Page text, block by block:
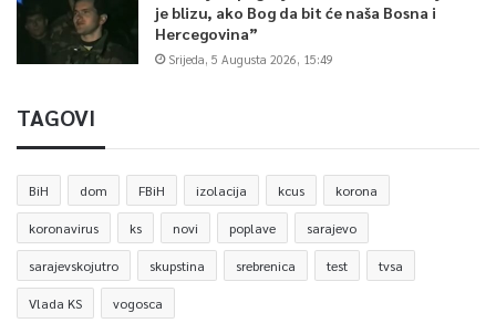
je blizu, ako Bog da bit će naša Bosna i
Hercegovina”
Srijeda, 5 Augusta 2026, 15:49
TAGOVI
BiH dom FBiH izolacija kcus korona
koronavirus ks novi poplave sarajevo
sarajevskojutro skupstina srebrenica test tvsa
Vlada KS vogosca